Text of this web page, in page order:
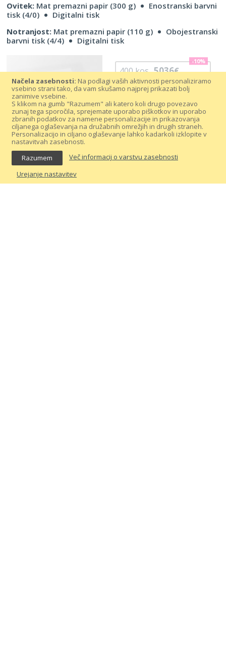
Načela zasebnosti: Na podlagi vaših aktivnosti personaliziramo
vsebino strani tako, da vam skušamo najprej prikazati bolj
zanimive vsebine.
S klikom na gumb "Razumem" ali katero koli drugo povezavo
zunaj tega sporočila, sprejemate uporabo piškotkov in uporabo
zbranih podatkov za namene personalizacije in prikazovanja
ciljanega oglaševanja na družabnih omrežjih in drugih straneh.
Personalizacijo in ciljano oglaševanje lahko kadarkoli izklopite v
nastavitvah zasebnosti.
Razumem
Več informacij o varstvu zasebnosti
Urejanje nastavitev
Ovitek: Mat premazni papir (300 g)
Enostranski barvni
tisk (4/0)
Digitalni tisk
Notranjost: Mat premazni papir (110 g)
Obojestranski
barvni tisk (4/4)
Digitalni tisk
100kos 1402€
200kos 2555€
-8%
400kos 5036€
-10%
V košarico
Spremeni sredo, 19. avgusta